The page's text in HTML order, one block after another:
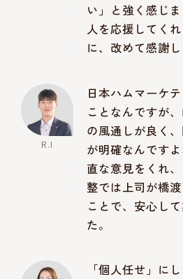
い」と強く感じ
人を応援してく
に、改めて感謝し
日本ハムマーケ
ことなんですが
の風通しが良く
が明確なんです
直な意見をくれ
整では上司が橋
ことで、安心し
た。
「個人任せ」に